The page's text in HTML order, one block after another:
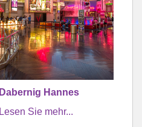
Dabernig Hannes
Lesen Sie mehr...